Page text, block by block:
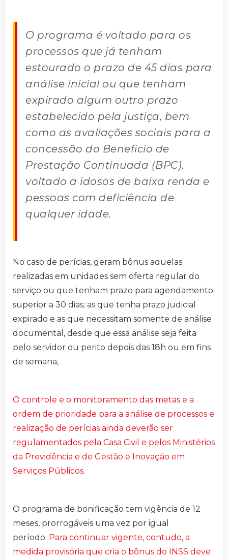
O programa é voltado para os
processos que já tenham
estourado o prazo de 45 dias para
análise inicial ou que tenham
expirado algum outro prazo
estabelecido pela justiça, bem
como as avaliações sociais para a
concessão do Benefício de
Prestação Continuada (BPC),
voltado a idosos de baixa renda e
pessoas com deficiência de
qualquer idade.
No caso de perícias, geram bônus aquelas
realizadas em unidades sem oferta regular do
serviço ou que tenham prazo para agendamento
superior a 30 dias; as que tenha prazo judicial
expirado e as que necessitam somente de análise
documental, desde que essa análise seja feita
pelo servidor ou perito depois das 18h ou em fins
de semana,
O controle e o monitoramento das metas e a
ordem de prioridade para a análise de processos e
realização de perícias ainda deverão ser
regulamentados pela Casa Civil e pelos Ministérios
da Previdência e de Gestão e Inovação em
Serviços Públicos.
O programa de bonificação tem vigência de 12
meses, prorrogáveis uma vez por igual
período. Para continuar vigente, contudo, a
medida provisória que cria o bônus do INSS deve